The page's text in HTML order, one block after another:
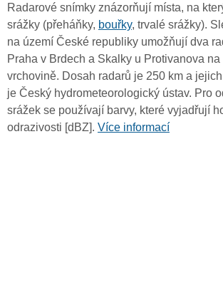
Radarové snímky znázorňují místa, na
srážky (přeháňky, bouřky, trvalé srážky).
na území České republiky umožňují dva
Praha v Brdech a Skalky u Protivanova
vrchovině. Dosah radarů je 250 km a
je Český hydrometeorologický ústav. Pro
srážek se používají barvy, které vyjadřují
odrazivosti [dBZ]. Více informací